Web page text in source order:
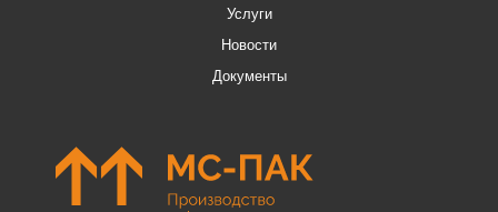
Услуги
Новости
Документы